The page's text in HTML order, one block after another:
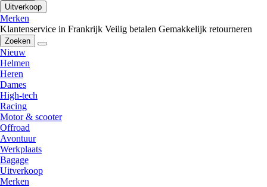
Uitverkoop
Merken
Klantenservice in Frankrijk Veilig betalen Gemakkelijk retourneren
Zoeken
Nieuw
Helmen
Heren
Dames
High-tech
Racing
Motor & scooter
Offroad
Avontuur
Werkplaats
Bagage
Uitverkoop
Merken